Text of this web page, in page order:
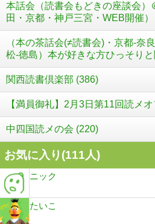
本話会（読書会もどきの座談会）
田・京都・神戸三宮・WEB開催
（本の茶話会(≠読書会)・京都-奈
松-徳島）本が好きな方ひっそり
関西読書倶楽部 (386)
【満員御礼】2月3日第11回読メ
中四国読メの会 (220)
お気に入り(111人)
ニック
たいこ